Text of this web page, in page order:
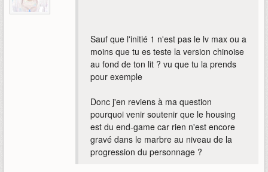
Sauf que l'initié 1 n'est pas le lv max ou a
moins que tu es teste la version chinoise
au fond de ton lit ? vu que tu la prends
pour exemple
Donc j'en reviens à ma question
pourquoi venir soutenir que le housing
est du end-game car rien n'est encore
gravé dans le marbre au niveau de la
progression du personnage ?